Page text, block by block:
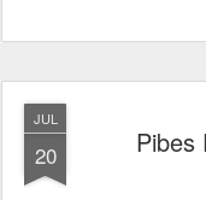
JUL
20 Pibes